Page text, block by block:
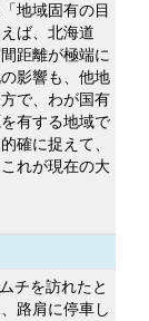
地域固有の目
ば、北海道
距離が極端に
影響も、他地
で、わが国有
有する地域で
確に捉えて、
れが現在の大
チを訪れたと
路肩に停車し